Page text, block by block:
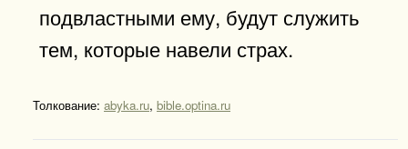
подвластными ему, будут служить
тем, которые навели страх.
Толкование: abyka.ru, bible.optina.ru